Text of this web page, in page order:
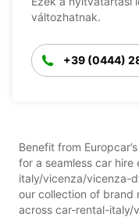
változhatnak.
+39 (0444)
Benefit from
for a seamless car
italy/vicenza/vicenza-
our collection of brand
across car-rental-italy/